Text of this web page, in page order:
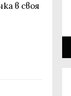
в своя